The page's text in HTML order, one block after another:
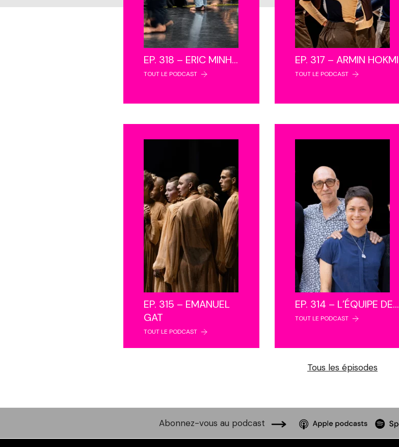
EP. 318 – ERIC MINH…
TOUT LE PODCAST
EP. 317 – ARMIN HOKMI
TOUT LE PODCAST
EP. 315 – EMANUEL
GAT
TOUT LE PODCAST
EP. 314 – L’ÉQUIPE DE…
TOUT LE PODCAST
Tous les épisodes
Abonnez-vous au podcast